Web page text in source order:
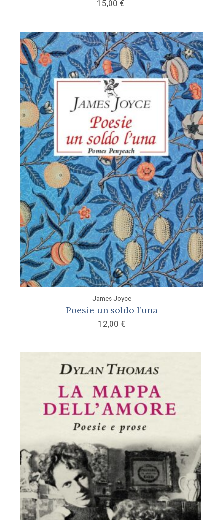
15,00 €
James Joyce
Poesie un soldo l’una
12,00 €